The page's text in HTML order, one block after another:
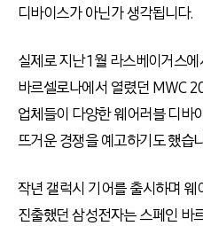
디바이스가 아닌가 생각됩니다.
실제로 지난 1월 라스베이거스
바르셀로나에서 열렸던 MWC
업체들이 다양한 웨어러블 디바
뜨거운 경쟁을 예고하기도 했습
작년 갤럭시 기어를 출시하며 웨
진출했던 삼성전자는 스페인 바